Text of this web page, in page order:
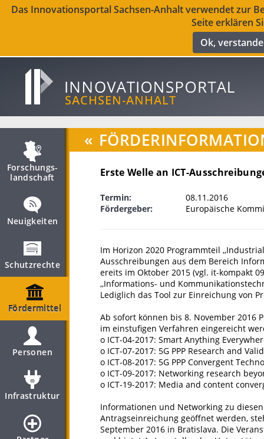
Das Innovationsportal Sachsen-Anhalt verwendet zur
Seite erklären
Ok,
Forschungs­
landschaft
Neuigkeiten
Schutzrechte
Fördermittel
Personen
Infrastruktur
«
Erste Welle an ICT-
Termin:
08.11.2016
Fördergeber:
Europäische
Im Horizon 2020 Programmteil
Ausschreibungen aus dem Bereich
ereits im Oktober 2015 (vgl. it-kompakt
,,Informations- und
Lediglich das Tool zur Einreichung von
Ab sofort können bis 8. November 2016
im einstufigen Verfahren eingereicht
o ICT-04-2017: Smart Anything
o ICT-07-2017: 5G PPP Research and
o ICT-08-2017: 5G PPP Convergent
o ICT-09-2017: Networking research
o ICT-19-2017: Media and content
Informationen und Networking zu
Antragseinreichung geöffnet werden,
September 2016 in Bratislava. Die